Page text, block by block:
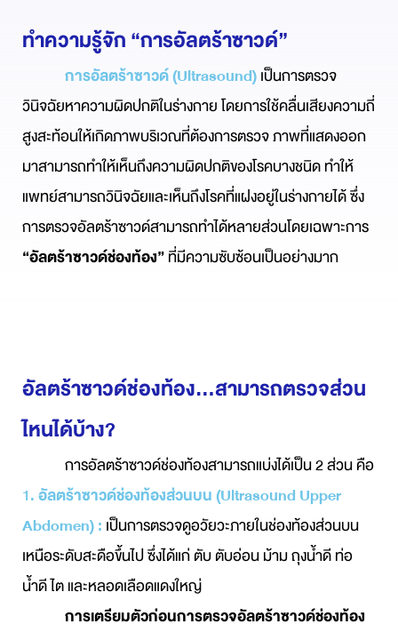
ทำความรู้จัก “การอัลตร้าซาวด์”
การอัลตร้าซาวด์ (Ultrasound)เป็นการตรวจ
วินิจฉัยหาความผิดปกติในร่างกาย โดยการใช้คลื่นเสียงความถี่
สูงสะท้อนให้เกิดภาพบริเวณที่ต้องการตรวจ ภาพที่แสดงออก
มาสามารถทำให้เห็นถึงความผิดปกติของโรคบางชนิด ทำให้
แพทย์สามารถวินิจฉัยและเห็นถึงโรคที่แฝงอยู่ในร่างกายได้ ซึ่ง
การตรวจอัลตร้าซาวด์สามารถทำได้หลายส่วนโดยเฉพาะการ
“อัลตร้าซาวด์ช่องท้อง”ที่มีความซับซ้อนเป็นอย่างมาก
อัลตร้าซาวด์ช่องท้อง...สามารถตรวจส่วน
ไหนได้บ้าง?
การอัลตร้าซาวด์ช่องท้องสามารถแบ่งได้เป็น 2 ส่วน คือ
1.อัลตร้าซาวด์ช่องท้องส่วนบน (Ultrasound Upper
Abdomen) : เป็นการตรวจดูอวัยวะภายในช่องท้องส่วนบน
เหนือระดับสะดือขึ้นไป ซึ่งได้แก่ ตับ ตับอ่อน ม้าม ถุงน้ำดี ท่อ
น้ำดี ไต และหลอดเลือดแดงใหญ่
การเตรียมตัวก่อนการตรวจอัลตร้าซาวด์ช่องท้อง